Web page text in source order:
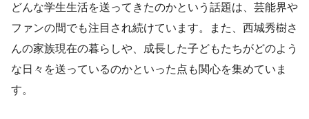
どんな学生生活を送ってきたのかという話題は、芸能界や
ファンの間でも注目され続けています。また、西城秀樹さ
んの家族現在の暮らしや、成長した子どもたちがどのよう
な日々を送っているのかといった点も関心を集めていま
す。